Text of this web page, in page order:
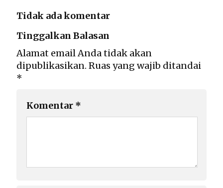
Tidak ada komentar
Tinggalkan Balasan
Alamat email Anda tidak akan
dipublikasikan. Ruas yang wajib ditandai
*
Komentar *